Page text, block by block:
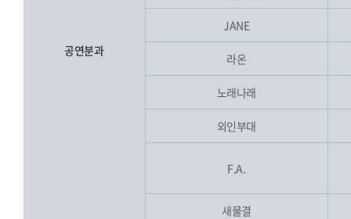
공연분과
JANE
라온
노래나래
외인부대
F.A.
새물결